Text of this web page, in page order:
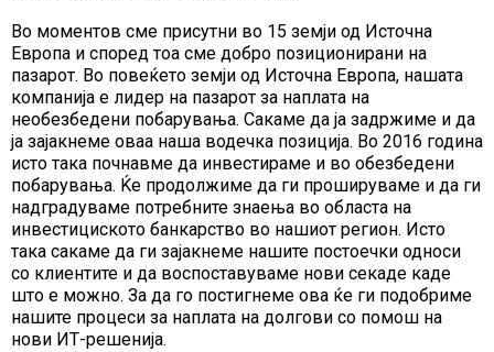
Во моментов сме присутни во 15 земји од Источна
Европа и според тоа сме добро позиционирани на
пазарот. Во повеќето земји од Источна Европа, нашата
компанија е лидер на пазарот за наплата на
необезбедени побарувања. Сакаме да ја задржиме и да
ја зајакнеме оваа наша водечка позиција. Во 2016 година
исто така почнавме да инвестираме и во обезбедени
побарувања. Ќе продолжиме да ги прошируваме и да ги
надградуваме потребните знаења во областа на
инвестициското банкарство во нашиот регион. Исто
така сакаме да ги зајакнеме нашите постоечки односи
со клиентите и да воспоставуваме нови секаде каде
што е можно. За да го постигнеме ова ќе ги подобриме
нашите процеси за наплата на долгови со помош на
нови ИТ-решенија.